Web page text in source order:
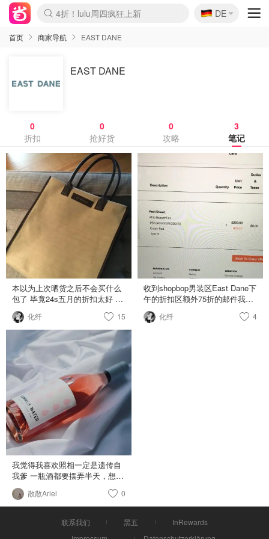
Boticinal 夏促开抢！
4折！lulu周四疯狂上新
还没结束！&OtherStories大促
Joybuy变相75折 随时失效
速领！Stanley独家85折
疑似霸哥！Camper额外叠85折
Zalando 奥莱闪促！每日更新
Moncler反季囤！5折起+叠9折
Coach Brooklyn仅€192
🇩🇪
DE
首页 商家导航 EAST DANE
EAST DANE
0
折扣
0
抢好货
0
攻略
3
笔记
本以为上次晒货之后不会买什么
包了 毕竟24s五月的折扣太好 很
多都是抄底价再折上折 结果🌚
陆陆续续又买了大大小小十个
包。。 第一个是want les
essentiels的，官网清仓，四折。
160到手～很喜欢他家的简洁耐
用，不过耐用度还是要看自
己。。上次送了我姑妈一个小包
她还没到一年就用坏了。。 apc
这款在influenceu买到的，之前晒
货有讲，很早就看中，幸好没早
下手 proenza schouler这款腰包/
斜挎包/单肩包也是在24s买的，
第一次上去就看中了，觉得贵了
点儿没下手。第二次全网85折买
的，结果买了就变8折🙃，亏了
二十块吧，正好不喝奶茶减肥了
john varvatos的腰包是和我弟共
享，在rack买的，清仓价+满150
减30，算下来30加币，原价200
前的包都不一样 staud这款在
化纤 15
收到shopbop男装区East Dane下
午的折扣区额外75折的邮件我又
hold不住了。。看了看好多东西
是比之前的价钱还低再
高但总价高的话）。这两双鞋我
了，看到税我还是胆怯了就删了
化纤 4
我觉得我喜欢照相一定是遗传自
我爹 一瓶酒都要摆弄半天，想给
她拍艺术照～～～ 话说查理也被
我带入坑winc了，昨天跟我说她
也买了哈哈哈哈。 首单减20以后
四瓶酒就三十多，还免运费。便
宜的不像话。最适合我这种晚上
散散Ariel 0
联系我们 黑五
InRewards